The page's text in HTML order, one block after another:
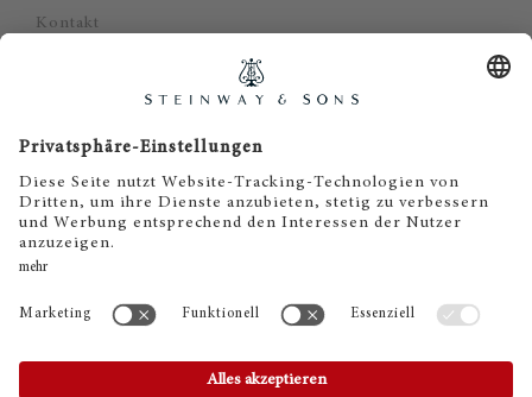
Kontakt
Impressum
Haftungsausschluss
Cookie Zustimmung